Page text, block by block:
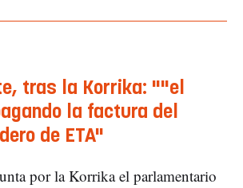
tras la Korrika: ""el
la factura del
de ETA"
por la Korrika el parlamentario